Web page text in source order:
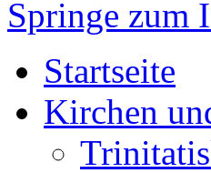
Springe zum
Startseite
Kirchen